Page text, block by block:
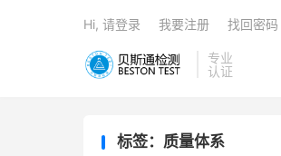
专业
认证
Hi, 请登录 我要注册 找回密码
标签：质量体系